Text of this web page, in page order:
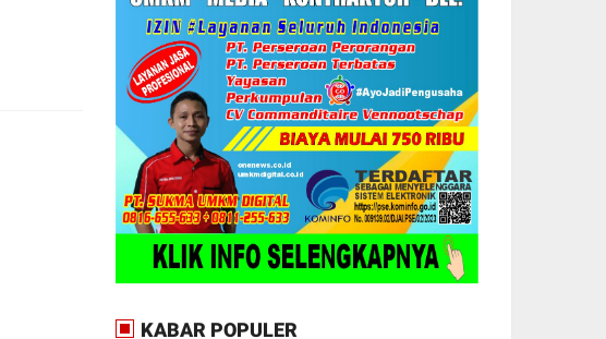
KABAR POPULER